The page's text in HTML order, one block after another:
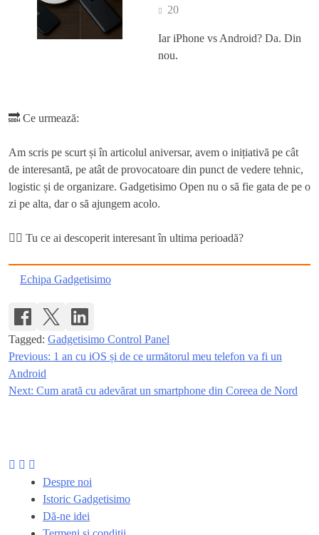
20
Iar iPhone vs Android? Da. Din
nou.
🔜 Ce urmează:
Am scris pe scurt și în articolul aniversar, avem o inițiativă pe cât
de interesantă, pe atât de provocatoare din punct de vedere tehnic,
logistic și de organizare. Gadgetisimo Open nu o să fie gata de pe o
zi pe alta, dar o să ajungem acolo.
🙋‍♂️ Tu ce ai descoperit interesant în ultima perioadă?
Echipa Gadgetisimo
Tagged: Gadgetisimo Control Panel
Navigare
în
Previous: 1 an cu iOS și de ce următorul meu telefon va fi un
Android
Next: Cum arată cu adevărat un smartphone din Coreea de Nord
Despre noi
Istoric Gadgetisimo
Dă-ne idei